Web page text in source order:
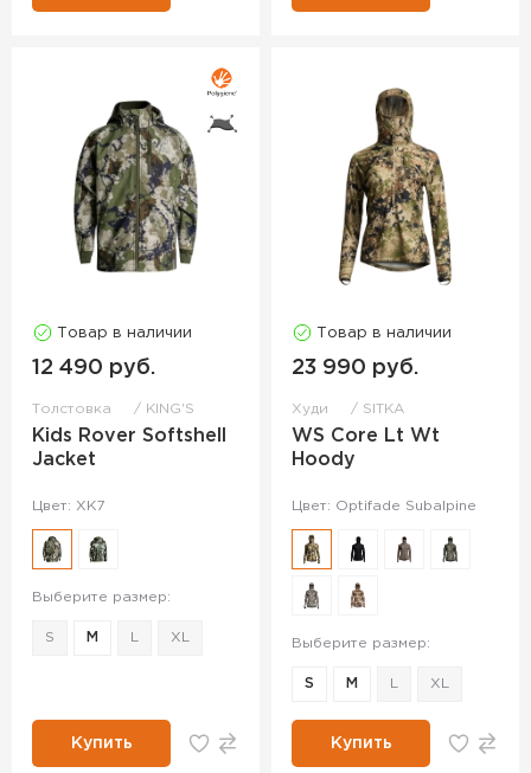
Товар в наличии
12 490 руб.
Толстовка KING'S
Kids Rover Softshell
Jacket
Цвет: XK7
Выберите размер:
S M XL
Купить
Товар в наличии
23 990 руб.
Худи SITKA
WS Core Lt Wt
Hoody
Цвет: Optifade Subalpine
Выберите размер:
S M XL
Купить